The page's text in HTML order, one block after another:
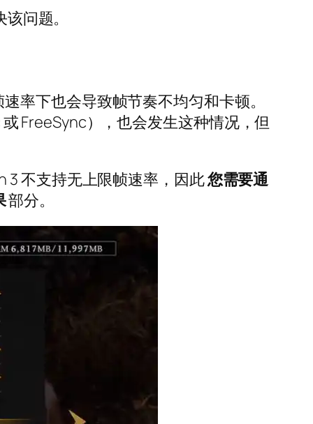
问题。
率下也会导致帧节奏不均匀和卡顿。
FreeSync），也会发生这种情况，但
3 不支持无上限帧速率，因此您需要通
部分。